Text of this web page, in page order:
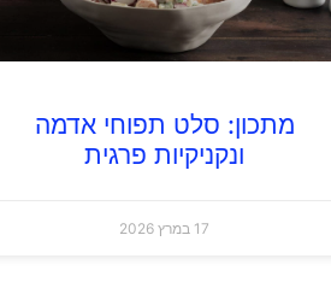
מתכון: סלט תפוחי אדמה
ונקניקיות פרגית
17 במרץ 2026